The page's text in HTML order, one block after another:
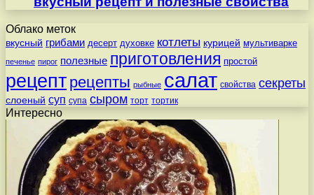
Облако меток
вкусный грибами десерт духовке котлеты курицей мультиварке
печенье пирог полезные приготовления простой
рецепт рецепты рыбные салат свойства секреты
слоеный суп супа сыром торт тортик
Интересно